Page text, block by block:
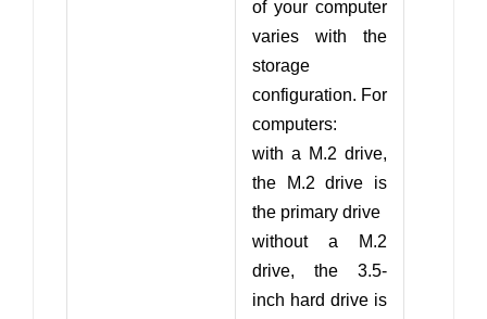
of your computer
varies with the
storage
configuration. For
computers:
with a M.2 drive,
the M.2 drive is
the primary drive
without a M.2
drive, the 3.5-
inch hard drive is